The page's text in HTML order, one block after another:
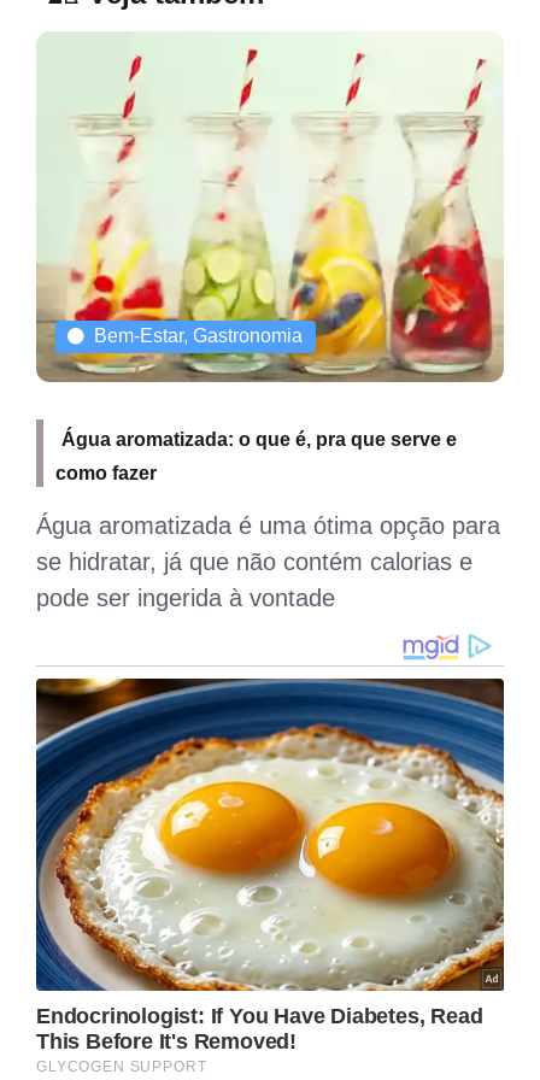
Bem-Estar, Gastronomia
Água aromatizada: o que é, pra que serve e
como fazer
Água aromatizada é uma ótima opção para
se hidratar, já que não contém calorias e
pode ser ingerida à vontade